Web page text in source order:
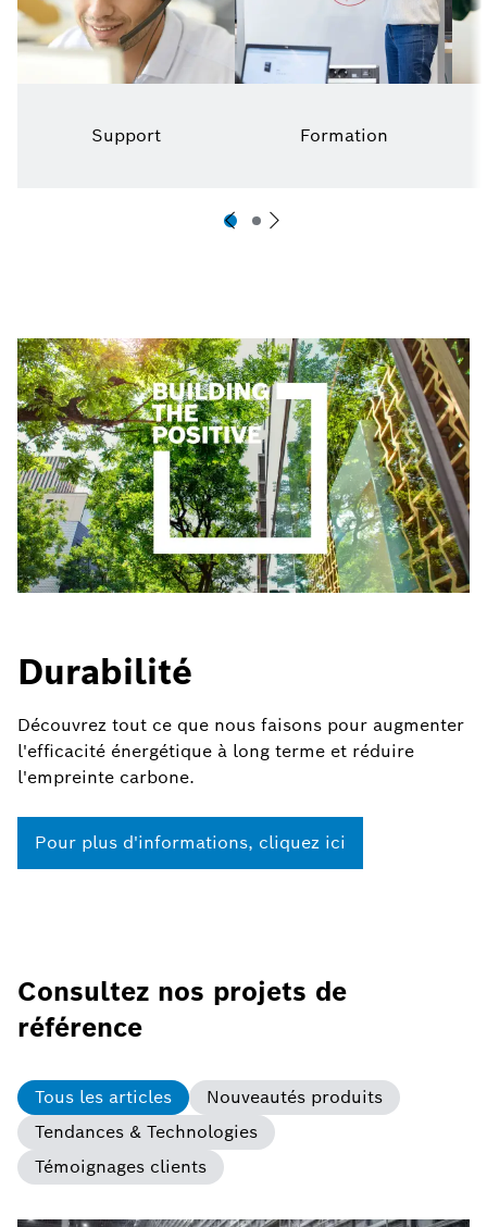
Support Formation
Durabilité
Découvrez tout ce que nous faisons pour augmenter
l'efficacité énergétique à long terme et réduire
l'empreinte carbone.
Pour plus d'informations, cliquez ici
Consultez nos projets de
référence
Tous les articles
Nouveautés produits
Tendances & Technologies
Témoignages clients